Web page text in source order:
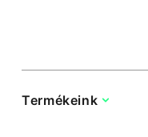
Termékeink